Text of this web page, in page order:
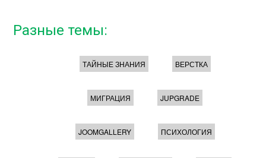
Разные темы:
ТАЙНЫЕ ЗНАНИЯ ВЕРСТКА
МИГРАЦИЯ JUPGRADE
JOOMGALLERY ПСИХОЛОГИЯ